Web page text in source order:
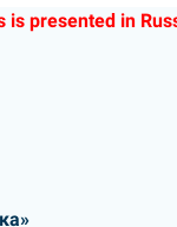
is presented in